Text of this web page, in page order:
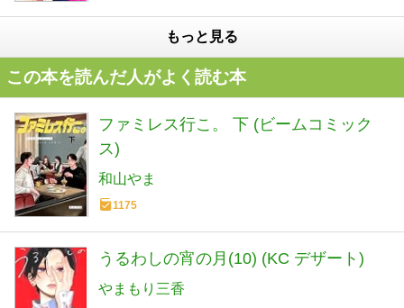
もっと見る
この本を読んだ人がよく読む本
ファミレス行こ。 下 (ビームコミック
ス)
和山やま
1175
うるわしの宵の月(10) (KC デザート)
やまもり三香